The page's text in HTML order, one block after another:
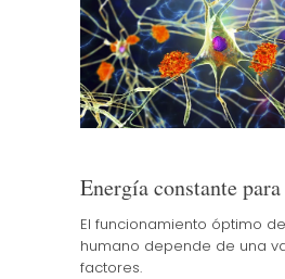
Energía constante
El funcionamiento óptimo
humano depende de una
factores.